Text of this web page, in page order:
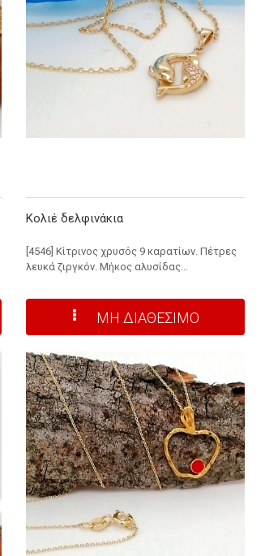
Κολιέ δελφινάκια
[4546] Κίτρινος χρυσός 9 καρατίων. Πέτρες
λευκά ζιργκόν. Μήκος αλυσίδας...
ΜΗ ΔΙΑΘΕΣΙΜΟ